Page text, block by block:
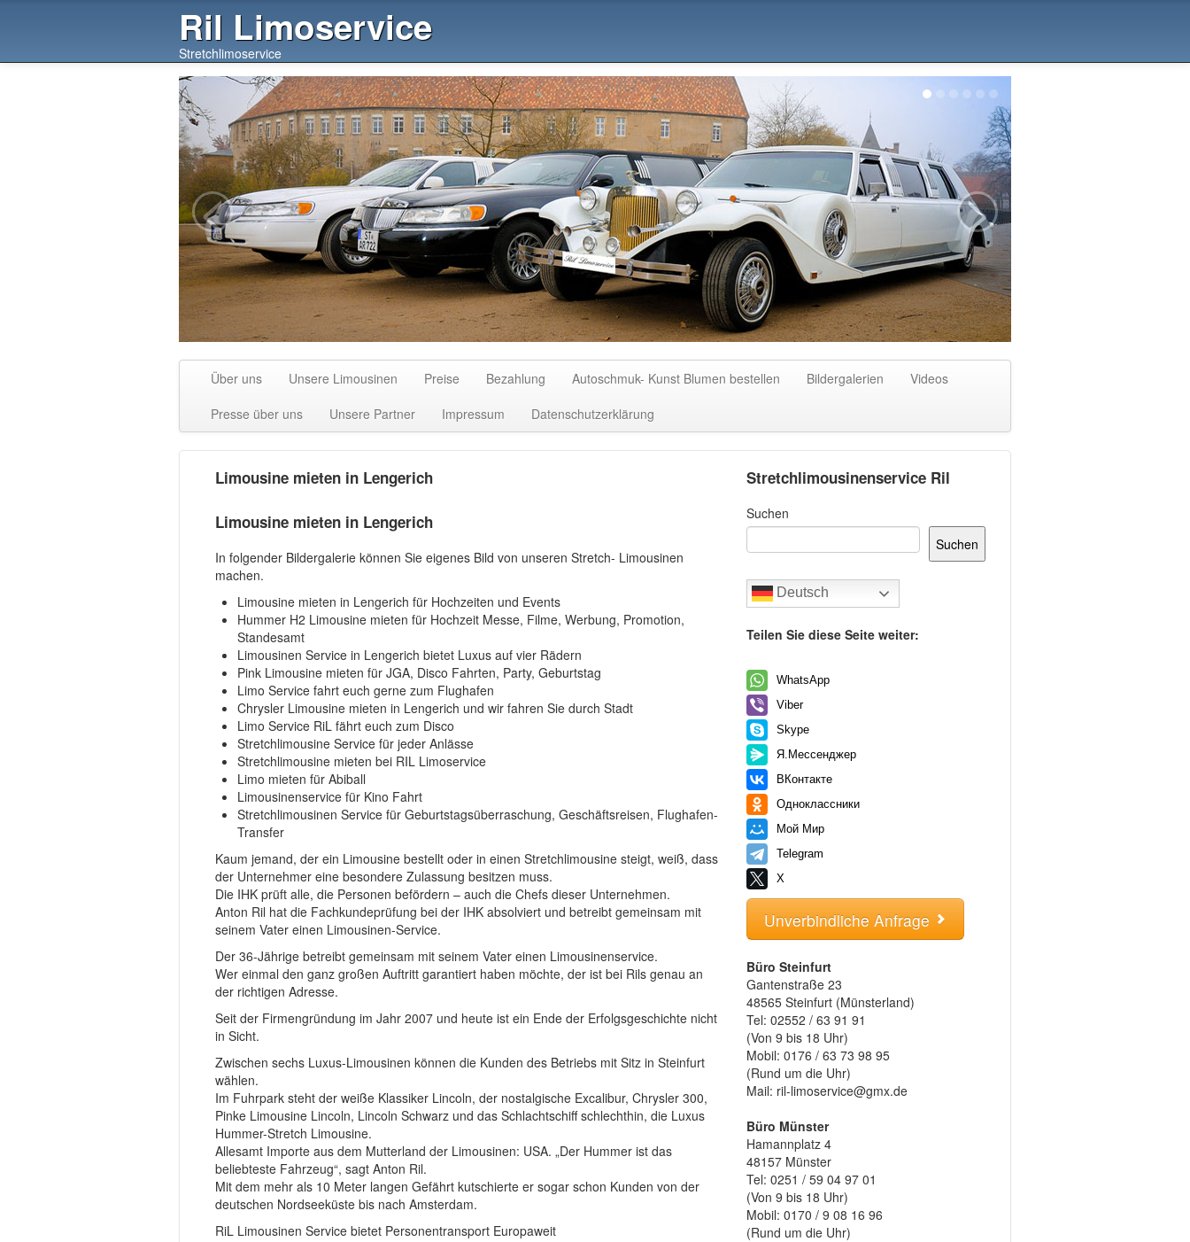
Ril Limoservice
Stretchlimoservice
< >
Über uns Unsere Limousinen Preise Bezahlung Autoschmuk- Kunst Blumen bestellen Bildergalerien
Videos
Presse über uns
Unsere Partner Impressum Datenschutzerklärung
Limousine mieten in Lengerich
Limousine mieten in Lengerich
In folgender Bildergalerie können Sie eigenes Bild von unseren Stretch- Limousinen
machen.
Limousine mieten in Lengerich für Hochzeiten und Events
Hummer H2 Limousine mieten für Hochzeit Messe, Filme, Werbung, Promotion,
Standesamt
Limousinen Service in Lengerich bietet Luxus auf vier Rädern
Pink Limousine mieten für JGA, Disco Fahrten, Party, Geburtstag
Limo Service fahrt euch gerne zum Flughafen
Chrysler Limousine mieten in Lengerich und wir fahren Sie durch Stadt
Limo Service RiL fährt euch zum Disco
Stretchlimousine Service für jeder Anlässe
Stretchlimousine mieten bei RIL Limoservice
Limo mieten für Abiball
Limousinenservice für Kino Fahrt
Stretchlimousinen Service für Geburtstagsüberraschung, Geschäftsreisen, Flughafen-
Transfer
Kaum jemand, der ein Limousine bestellt oder in einen Stretchlimousine steigt, weiß, dass
der Unternehmer eine besondere Zulassung besitzen muss.
Die IHK prüft alle, die Personen befördern – auch die Chefs dieser Unternehmen.
Anton Ril hat die Fachkundeprüfung bei der IHK absolviert und betreibt gemeinsam mit
seinem Vater einen Limousinen-Service.
Der 36-Jährige betreibt gemeinsam mit seinem Vater einen Limousinenservice.
Wer einmal den ganz großen Auftritt garantiert haben möchte, der ist bei Rils genau an
der richtigen Adresse.
Seit der Firmengründung im Jahr 2007 und heute ist ein Ende der Erfolgsgeschichte nicht
in Sicht.
Zwischen sechs Luxus-Limousinen können die Kunden des Betriebs mit Sitz in Steinfurt
wählen.
Im Fuhrpark steht der weiße Klassiker Lincoln, der nostalgische Excalibur, Chrysler 300,
Pinke Limousine Lincoln, Lincoln Schwarz und das Schlachtschiff schlechthin, die Luxus
Hummer-Stretch Limousine.
Allesamt Importe aus dem Mutterland der Limousinen: USA. „Der Hummer ist das
beliebteste Fahrzeug“, sagt Anton Ril.
Mit dem mehr als 10 Meter langen Gefährt kutschierte er sogar schon Kunden von der
deutschen Nordseeküste bis nach Amsterdam.
RiL Limousinen Service bietet Personentransport Europaweit
Stretchlimousinenservice Ril
Suchen
Suchen
Deutsch
Teilen Sie diese Seite weiter:
WhatsApp
Viber
Skype
Я.Мессенджер
ВКонтакте
Одноклассники
Мой Мир
Telegram
X
Unverbindliche Anfrage
Büro Steinfurt
Gantenstraße 23
48565 Steinfurt (Münsterland)
Tel: 02552 / 63 91 91
(Von 9 bis 18 Uhr)
Mobil: 0176 / 63 73 98 95
(Rund um die Uhr)
Mail: ril-limoservice@gmx.de
Büro Münster
Hamannplatz 4
48157 Münster
Tel: 0251 / 59 04 97 01
(Von 9 bis 18 Uhr)
Mobil: 0170 / 9 08 16 96
(Rund um die Uhr)